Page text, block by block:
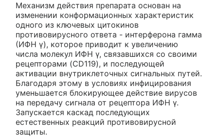
Механизм действия препарата основан на
изменении конформационных характеристик
одного из ключевых цитокинов
противовирусного ответа - интерферона гамма
(ИФН γ), которое приводит к увеличению
числа молекул ИФН γ, связавшихся со своими
рецепторами (CD119), и последующей
активации внутриклеточных сигнальных путей.
Благодаря этому в условиях инфицирования
уменьшается блокирующее действие вирусов
на передачу сигнала от рецептора ИФН γ.
Запускается каскад последующих
естественных реакций противовирусной
защиты.